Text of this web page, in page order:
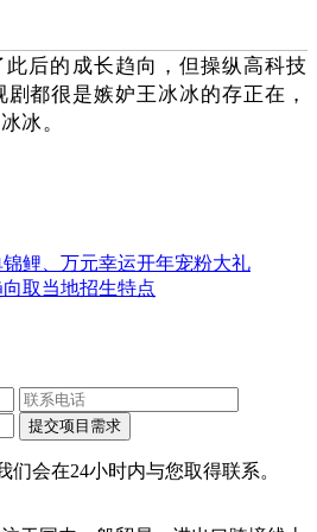
后的成长趋向，但操纵高科技
都很是嫉妒王冰冰的存正在，
冰。
鲤、万元幸运开年宠粉大礼
取当地招生特点
会在24小时内与您取得联系。